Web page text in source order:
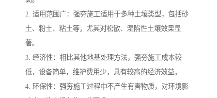
2. 适用范围广：强夯施工适用于多种土壤类型，包括砂
土、粉土、粘土等，尤其对松散、湿陷性土壤效果显
著。
3. 经济性：相比其他地基处理方法，强夯施工成本较
低，设备简单，维护费用少，具有较高的经济效益。
4. 环保性：强夯施工过程中不产生有害物质，对环境影